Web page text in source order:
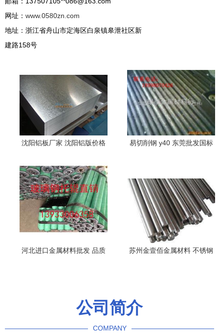
网址： www.0580zn.com
地址：浙江省舟山市定海区白泉镇皋泄社区新
建路158号
沈阳铝板厂家 沈阳铝版价格
易切削钢 y40 东莞批发国标
河北进口金属材料批发 品质
苏州金壹佰金属材料 不锈钢
公司简介
COMPANY